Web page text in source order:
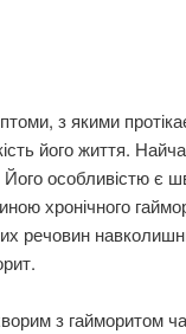
з якими
його життя.
Його особливістю є
хронічного
речовин
з гайморитом